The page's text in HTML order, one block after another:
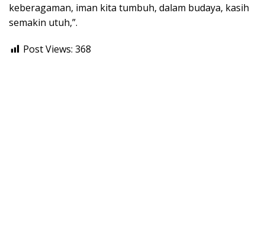
keberagaman, iman kita tumbuh, dalam budaya, kasih
semakin utuh,”.
Post Views: 368